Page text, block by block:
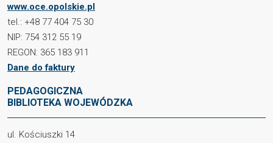
www.oce.opolskie.pl
tel.: +48 77 404 75 30
NIP: 754 312 55 19
REGON: 365 183 911
Dane do faktury
PEDAGOGICZNA
BIBLIOTEKA WOJEWÓDZKA
ul. Kościuszki 14